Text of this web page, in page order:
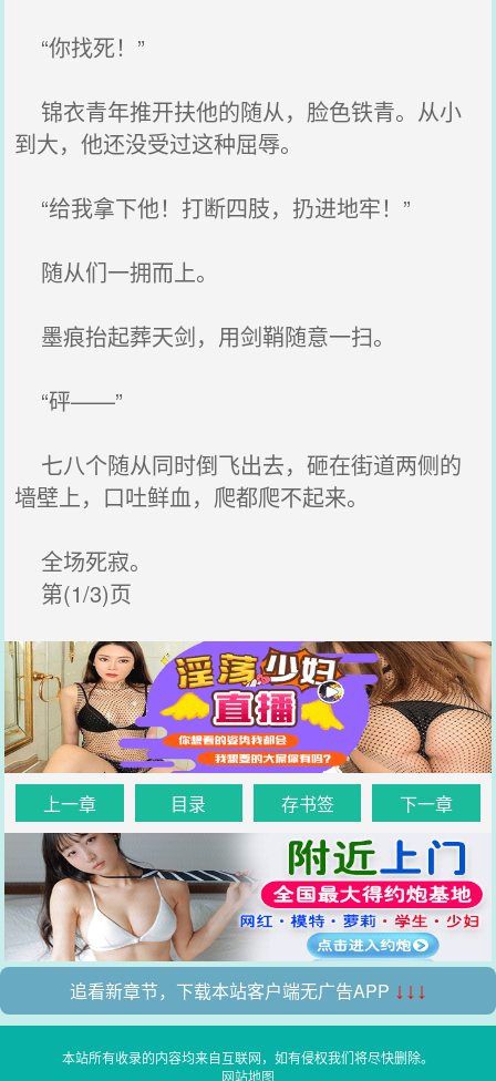
“你找死！”
锦衣青年推开扶他的随从，脸色铁青。从小
到大，他还没受过这种屈辱。
“给我拿下他！打断四肢，扔进地牢！”
随从们一拥而上。
墨痕抬起葬天剑，用剑鞘随意一扫。
“砰——”
七八个随从同时倒飞出去，砸在街道两侧的
墙壁上，口吐鲜血，爬都爬不起来。
全场死寂。
第(1/3)页
上一章 目录 存书签 下一章
追看新章节，下载本站客户端无广告APP ↓↓↓
本站所有收录的内容均来自互联网，如有侵权我们将尽快删除。
网站地图